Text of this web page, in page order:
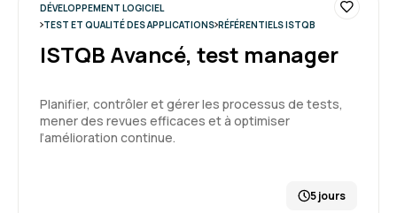
DÉVELOPPEMENT LOGICIEL
TEST ET QUALITÉ DES APPLICATIONS RÉFÉRENTIELS ISTQB
ISTQB Avancé, test manager
Planifier, contrôler et gérer les processus de tests,
mener des revues efficaces et à optimiser
l’amélioration continue.
5 jours